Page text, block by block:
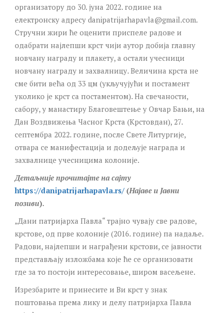
организатору до 30. јуна 2022. године на
електронску адресу danipatrijarhapavla@gmail.com.
Стручни жири ће оценити приспеле радове и
одабрати најлепши крст чији аутор добија главну
новчану награду и плакету, а остали учесници
новчану награду и захвалницу. Величина крста не
сме бити већа од 33 цм (укључујући и постамент
уколико је крст са постаментом). На свечаности,
сабору, у манастиру Благовештење у Овчар Бањи, на
Дан Воздвижења Часног Крста (Крстовдан), 27.
септембра 2022. године, после Свете Литургије,
отвара се манифестација и додељује награда и
захвалнице учесницима колоније.
Детаљније прочитајте на сајту
https://danipatrijarhapavla.rs/(Најаве и Јавни
позиви).
„Дани патријарха Павла“ трајно чувају све радове,
крстове, од прве колоније (2016. године) па надаље.
Радови, најлепши и награђени крстови, се јавности
представљају изложбама које ће се организовати
где за то постоји интересовање, широм васељене.
Изрезбарите и принесите и Ви крст у знак
поштовања према лику и делу патријарха Павла